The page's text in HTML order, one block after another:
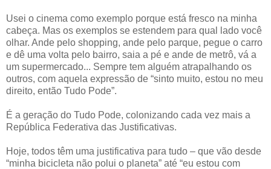
Usei o cinema como exemplo porque está fresco na minha
cabeça. Mas os exemplos se estendem para qual lado você
olhar. Ande pelo shopping, ande pelo parque, pegue o carro
e dê uma volta pelo bairro, saia a pé e ande de metrô, vá a
um supermercado... Sempre tem alguém atrapalhando os
outros, com aquela expressão de “sinto muito, estou no meu
direito, então Tudo Pode”.
É a geração do Tudo Pode, colonizando cada vez mais a
República Federativa das Justificativas.
Hoje, todos têm uma justificativa para tudo – que vão desde
“minha bicicleta não polui o planeta” até “eu estou com